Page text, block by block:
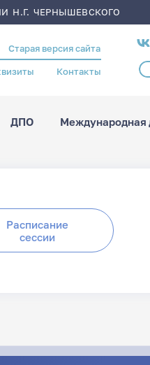
Н.Г. ЧЕРНЫШЕВСКОГО
Старая версия сайта
Контакты
сети
ДПО Международная
Расписание
сессии